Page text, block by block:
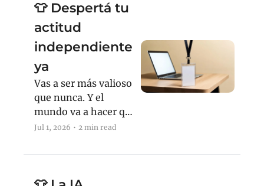
👕 Despertá tu
actitud
independiente
ya
Vas a ser más valioso
que nunca. Y el
mundo va a hacer que
eso no alcance.
Jul 1, 2026 • 2 min read